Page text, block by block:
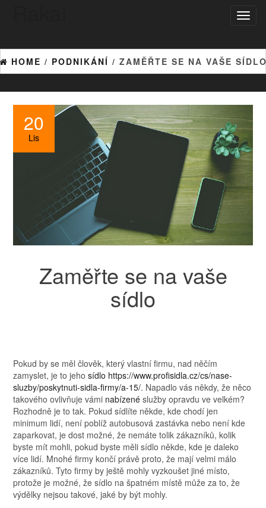
HOME / PODNIKÁNÍ / ZAMĚŘTE SE NA VAŠE
20
Lis
Zaměřte se na vaše
sídlo
Pokud by se měl člověk, který vlastní firmu, nad něčím
zamyslet, je to jehosídlo https://www.profisidla.cz/cs/nase-
sluzby/poskytnuti-sidla-firmy/a-15/. Napadlo vás někdy, že něco
takového ovlivňuje vámi nabízené služby opravdu ve velkém?
Rozhodně je to tak. Pokud sídlíte někde, kde chodí jen
minimum lidí, není poblíž autobusová zastávka nebo není kde
zaparkovat, je dost možné, že nemáte tolik zákazníků, kolik
byste mít mohli, pokud byste měli sídlo někde, kde je daleko
více lidí. Mnohé firmy končí právě proto, že mají velmi málo
zákazníků. Tyto firmy by ještě mohly vyzkoušet jiné místo,
protože je možné, že sídlo na špatném místě může za to, že
výdělky nejsou takové, jaké by být mohly.